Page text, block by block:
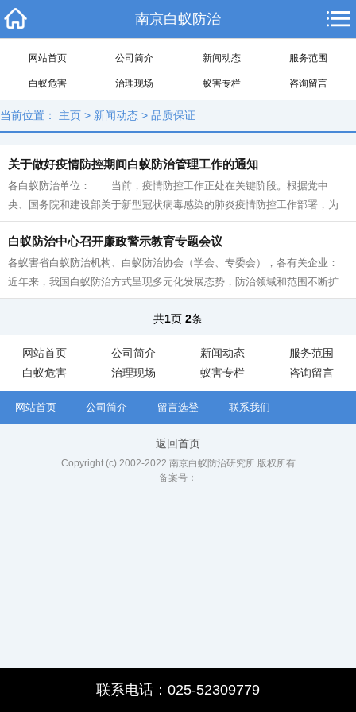
南京白蚁防治
网站首页 公司简介 新闻动态 服务范围
白蚁危害 治理现场 蚁害专栏 咨询留言
当前位置： 主页 > 新闻动态 > 品质保证
关于做好疫情防控期间白蚁防治管理工作的通知
各白蚁防治单位： 当前，疫情防控工作正处在关键阶段。根据党中
央、国务院和建设部关于新型冠状病毒感染的肺炎疫情防控工作部署，为
全面落实“一手抓疫情防控、一手抓复...
白蚁防治中心召开廉政警示教育专题会议
各蚁害省白蚁防治机构、白蚁防治协会（学会、专委会），各有关企业：
近年来，我国白蚁防治方式呈现多元化发展态势，防治领域和范围不断扩
展，新技术、新产品、新工艺...
共1页 2条
网站首页 公司简介 新闻动态
服务范围
白蚁危害
治理现场 蚁害专栏 咨询留言
网站首页 公司简介 留言选登 联系我们
返回首页
Copyright (c) 2002-2022 南京白蚁防治研究所 版权所有
备案号：
联系电话：025-52309779